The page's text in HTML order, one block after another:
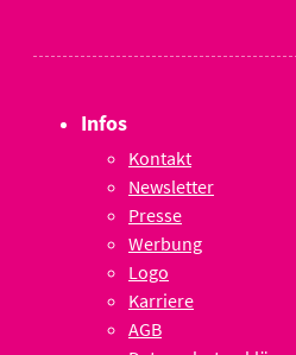
Infos
Kontakt
Newsletter
Presse
Werbung
Logo
Karriere
AGB